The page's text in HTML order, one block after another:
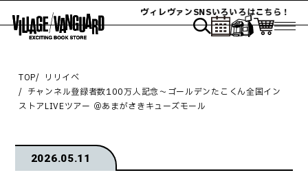
ヴィレヴァンSNSいろいろはこちら！
TOP
リリイベ
チャンネル登録者数100万人記念〜ゴールデンたこくん全国イン
ストアLIVEツアー ＠あまがさきキューズモール
2026.05.11